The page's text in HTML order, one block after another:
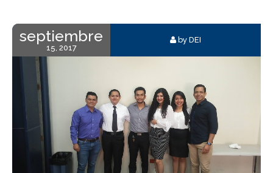
septiembre
15, 2017
by DEI